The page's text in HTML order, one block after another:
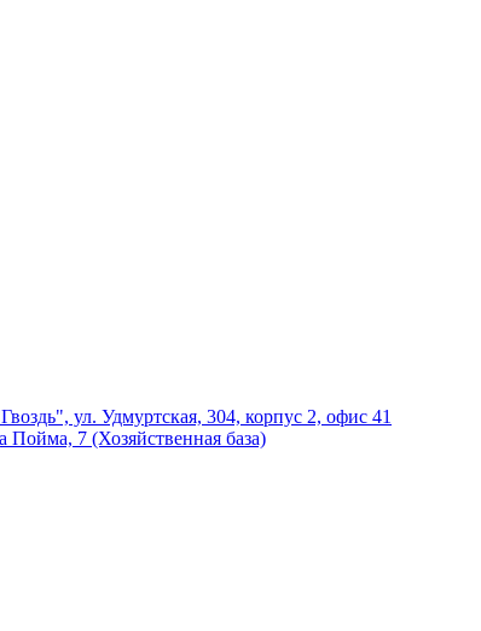
ул. Удмуртская, 304, корпус 2, офис 41
Пойма, 7 (Хозяйственная база)